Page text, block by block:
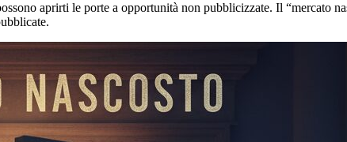
aprirti le porte a opportunità non pubblicizzate. Il “mercato